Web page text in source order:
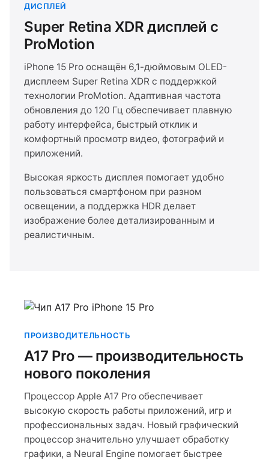
ДИСПЛЕЙ
Super Retina XDR дисплей с
ProMotion
iPhone 15 Pro оснащён 6,1-дюймовым OLED-
дисплеем Super Retina XDR с поддержкой
технологии ProMotion. Адаптивная частота
обновления до 120 Гц обеспечивает плавную
работу интерфейса, быстрый отклик и
комфортный просмотр видео, фотографий и
приложений.
Высокая яркость дисплея помогает удобно
пользоваться смартфоном при разном
освещении, а поддержка HDR делает
изображение более детализированным и
реалистичным.
ПРОИЗВОДИТЕЛЬНОСТЬ
A17 Pro — производительность
нового поколения
Процессор Apple A17 Pro обеспечивает
высокую скорость работы приложений, игр и
профессиональных задач. Новый графический
процессор значительно улучшает обработку
графики, а Neural Engine помогает быстрее